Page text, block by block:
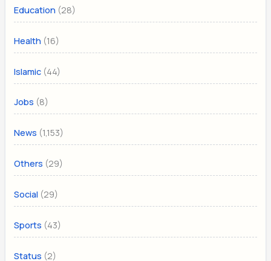
Education (28)
Health (16)
Islamic (44)
Jobs (8)
News (1,153)
Others (29)
Social (29)
Sports (43)
Status (2)